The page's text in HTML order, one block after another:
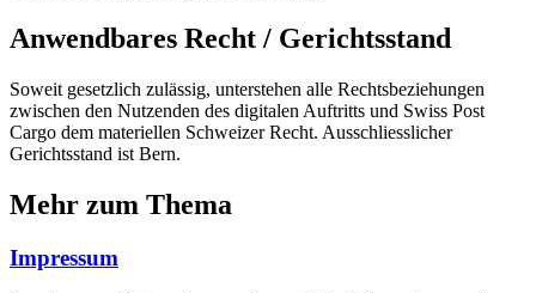
Anwendbares Recht / Gerichtsstand
Soweit gesetzlich zulässig, unterstehen alle Rechtsbeziehungen
zwischen den Nutzenden des digitalen Auftritts und Swiss Post
Cargo dem materiellen Schweizer Recht. Ausschliesslicher
Gerichtsstand ist Bern.
Mehr zum Thema
Impressum